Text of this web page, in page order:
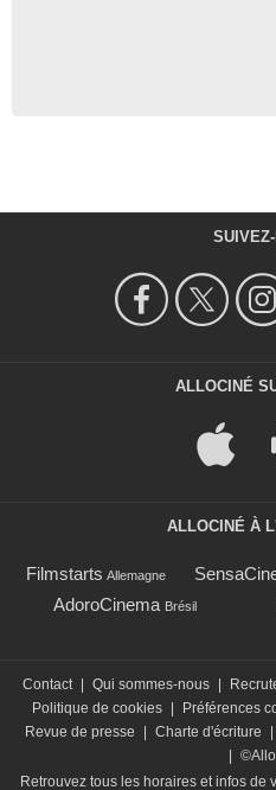
ALLOCINÉ
ALLOCINÉ À
Filmstarts Allemagne
AdoroCinema Brésil
Contact | Qui sommes-nous |
Politique de cookies | Préférences
Revue de presse
| Charte d'écriture |
|
Retrouvez tous les horaires et infos de